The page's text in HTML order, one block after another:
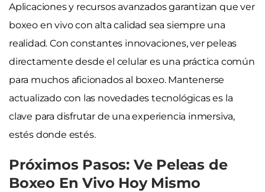
Aplicaciones y recursos avanzados garantizan que ver
boxeo en vivo con alta calidad sea siempre una
realidad. Con constantes innovaciones, ver peleas
directamente desde el celular es una práctica común
para muchos aficionados al boxeo. Mantenerse
actualizado con las novedades tecnológicas es la
clave para disfrutar de una experiencia inmersiva,
estés donde estés.
Próximos Pasos: Ve Peleas de
Boxeo En Vivo Hoy Mismo